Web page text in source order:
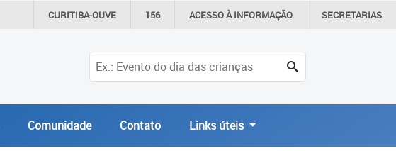
CURITIBA-OUVE 156 ACESSO ÀINFORMAÇÃO SECRETARIAS
Comunidade Contato Links úteis